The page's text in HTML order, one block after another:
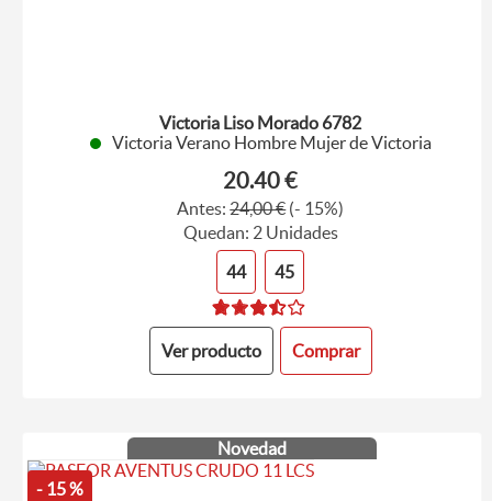
Victoria Liso Morado 6782
Victoria Verano Hombre Mujer de Victoria
20.40 €
Antes:24,00 €(- 15%)
Quedan: 2 Unidades
44
45
Ver producto Comprar
Novedad
- 15 %